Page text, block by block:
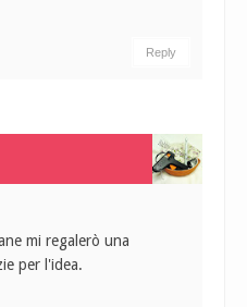
Reply
mi regalerò una
per l'idea.